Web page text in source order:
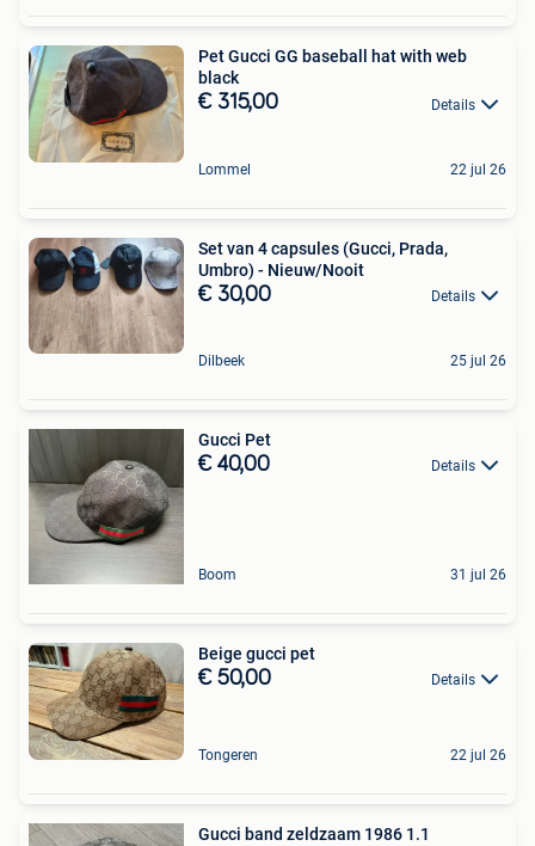
Pet Gucci GG baseball hat with web
black
€ 315,00 Details
Lommel 22 jul 26
Set van 4 capsules (Gucci, Prada,
Umbro) - Nieuw/Nooit
€ 30,00 Details
Dilbeek 25 jul 26
Gucci Pet
€ 40,00 Details
Boom 31 jul 26
Beige gucci pet
€ 50,00 Details
Tongeren 22 jul 26
Gucci band zeldzaam 1986 1.1